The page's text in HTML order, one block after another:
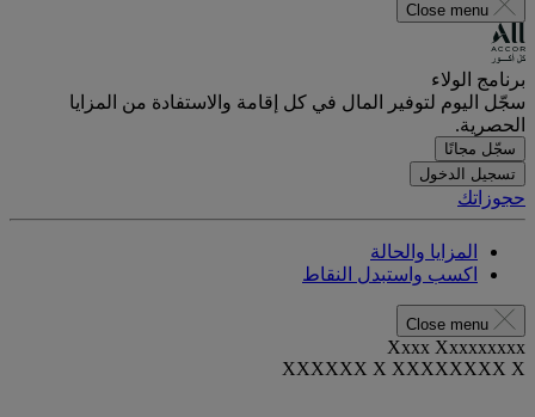
Close menu
برنامج الولاء
سجّل اليوم لتوفير المال في كل إقامة والاستفادة من المزايا
الحصرية.
سجّل مجانًا
تسجيل الدخول
حجوزاتك
المزايا والحالة
اكسب واستبدل النقاط
Close menu
Xxxx Xxxxxxxxx
XXXXXX X XXXXXXXX X